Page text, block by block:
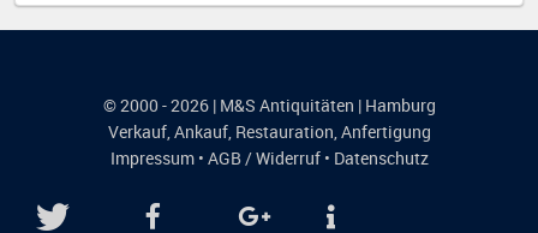
© 2000 - 2026 | M&S Antiquitäten | Hamburg
Verkauf,Ankauf, Restauration,Anfertigung
Impressum• AGB / Widerruf• Datenschutz